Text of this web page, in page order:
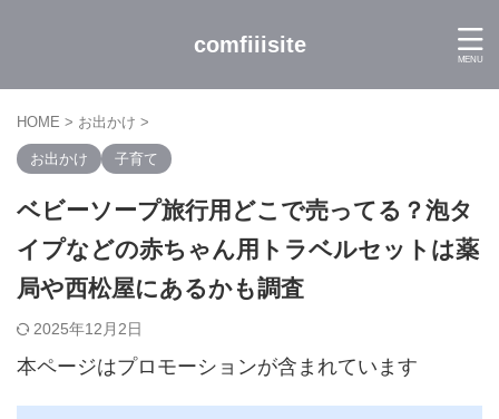
comfiiisite
HOME > お出かけ >
お出かけ 子育て
ベビーソープ旅行用どこで売ってる？泡タ
イプなどの赤ちゃん用トラベルセットは薬
局や西松屋にあるかも調査
2025年12月2日
本ページはプロモーションが含まれています